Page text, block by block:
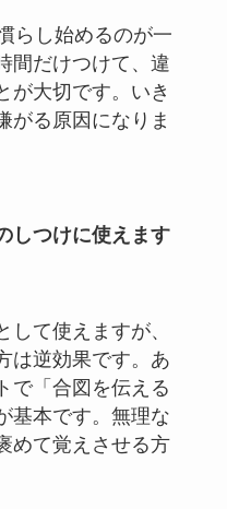
らし始めるのが一
間だけつけて、違
が大切です。いき
がる原因になりま
しつけに使えます
て使えますが、
は逆効果です。あ
で「合図を伝える
基本です。無理な
めて覚えさせる方